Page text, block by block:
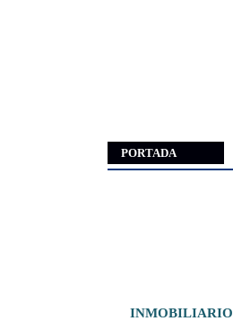
PORTADA
INMOBILIARIO